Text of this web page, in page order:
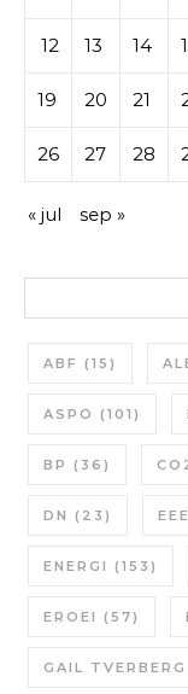
12 13 14
19 20 21
26 27 28
« jul sep »
ABF (15)
ASPO (101)
BP (36)
DN (23) EEE
ENERGI (153)
EROEI (57)
GAIL TVERBERG